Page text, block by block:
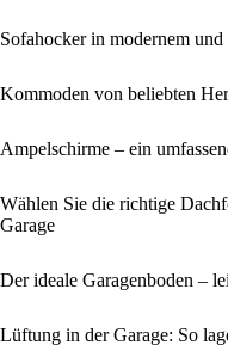
Sofahocker in modernem
Kommoden von beliebten
Ampelschirme – ein
Wählen Sie die richtige
Garage
Der ideale Garagenboden –
Lüftung in der Garage: So